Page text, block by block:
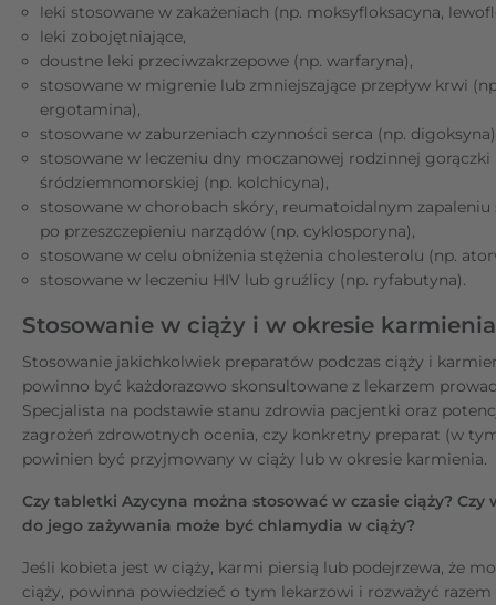
leki stosowane w zakażeniach (np. moksyfloksacyna,
leki zobojętniające,
doustne leki przeciwzakrzepowe (np. warfaryna),
stosowane w migrenie lub zmniejszające przepływ krwi
ergotamina),
stosowane w zaburzeniach czynności serca (np.
stosowane w leczeniu dny moczanowej rodzinnej gorączki
śródziemnomorskiej (np. kolchicyna),
stosowane w chorobach skóry, reumatoidalnym
po przeszczepieniu narządów (np. cyklosporyna),
stosowane w celu obniżenia stężenia cholesterolu (np.
stosowane w leczeniu HIV lub gruźlicy (np. ryfabutyna).
Stosowanie w ciąży i w okresie
Stosowanie jakichkolwiek preparatów podczas ciąży i
powinno być każdorazowo skonsultowane z lekarzem
Specjalista na podstawie stanu zdrowia pacjentki oraz
zagrożeń zdrowotnych ocenia, czy konkretny preparat (w
powinien być przyjmowany w ciąży lub w okresie karmienia.
Czy tabletki Azycyna można stosować w czasie ciąży? Czy
do jego zażywania może być chlamydia w ciąży?
Jeśli kobieta jest w ciąży, karmi piersią lub podejrzewa, że
ciąży, powinna powiedzieć o tym lekarzowi i rozważyć